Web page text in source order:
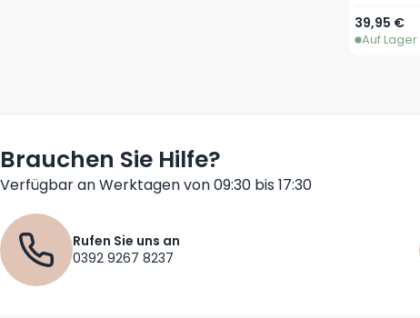
39,95 €
Auf Lager
Brauchen Sie Hilfe?
Verfügbar an Werktagen von 09:30 bis 17:30
Rufen Sie uns an
0392 9267 8237